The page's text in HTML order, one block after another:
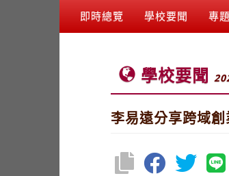
即時總覽 學校要聞 專
學校要聞
李易遠分享跨域